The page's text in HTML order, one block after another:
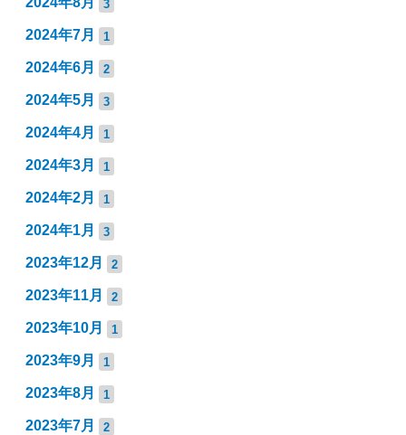
3
2024年7月 1
2024年6月 2
2024年5月 3
2024年4月 1
2024年3月 1
2024年2月 1
2024年1月 3
2023年12月 2
2023年11月 2
2023年10月 1
2023年9月 1
2023年8月 1
2023年7月 2